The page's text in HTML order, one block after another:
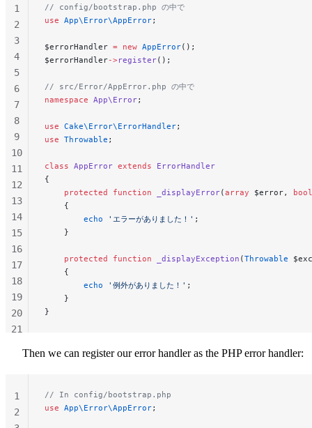
// config/bootstrap.php の中で
use App\Error\AppError;
$errorHandler = new AppError();
$errorHandler->register();
// src/Error/AppError.php の中で
namespace App\Error;
use Cake\Error\ErrorHandler;
use Throwable ;
class AppError extends ErrorHandler
{
    protected
function _displayError(array $error, bool
    {
        echo
'エラーがありました！' ;
    }
    protected
function _displayException (Throwable
    {
        echo
'例外がありました！' ;
    }
}
1
2
3
4
5
6
7
8
9
10
11
12
13
14
15
16
17
18
19
20
21
Then we can register our error handler as the PHP error handler:
// In config/bootstrap.php
use App\Error\AppError;
1
2